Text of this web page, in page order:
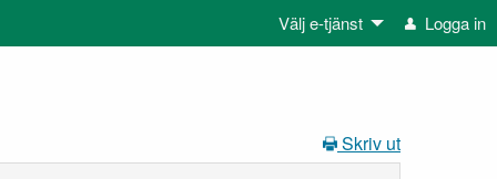
Välj e-tjänst Logga in
Skriv ut